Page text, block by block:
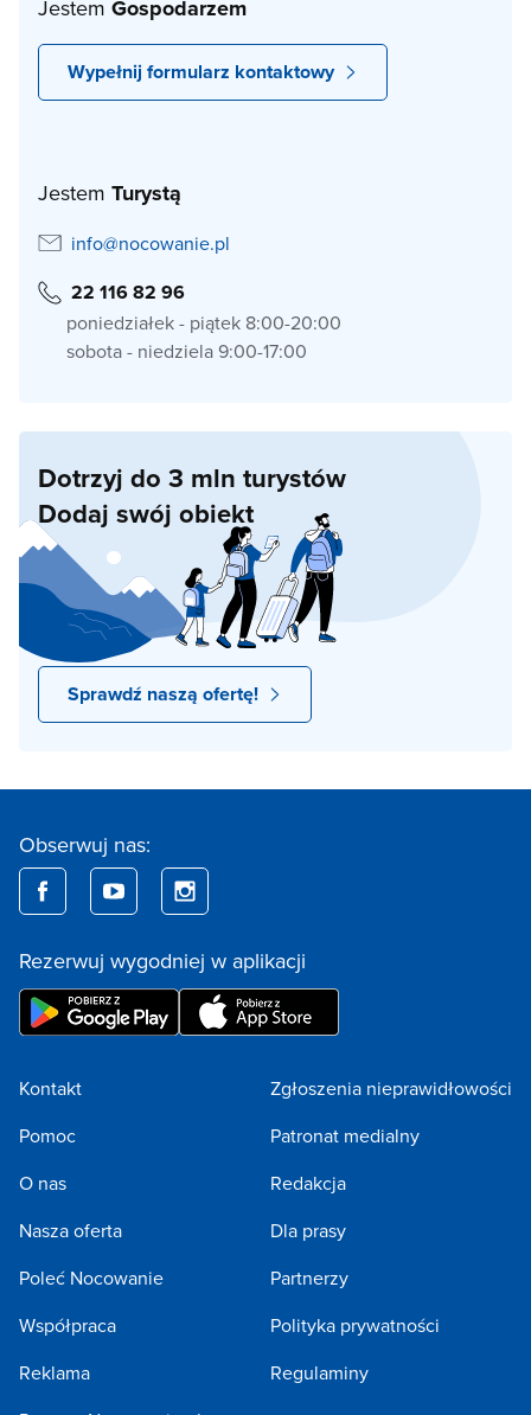
Jestem Gospodarzem
Wypełnij formularz kontaktowy
Jestem Turystą
info@nocowanie.pl
22 116 82 96
poniedziałek - piątek 8:00-20:00
sobota - niedziela 9:00-17:00
Dotrzyj do 3 mln turystów
Dodaj swój obiekt
Sprawdź naszą ofertę!
Obserwuj nas:
Rezerwuj wygodniej w aplikacji
Kontakt
Pomoc
O nas
Nasza oferta
Poleć Nocowanie
Współpraca
Reklama
Zgłoszenia nieprawidłowości
Patronat medialny
Redakcja
Dla prasy
Partnerzy
Polityka prywatności
Regulaminy